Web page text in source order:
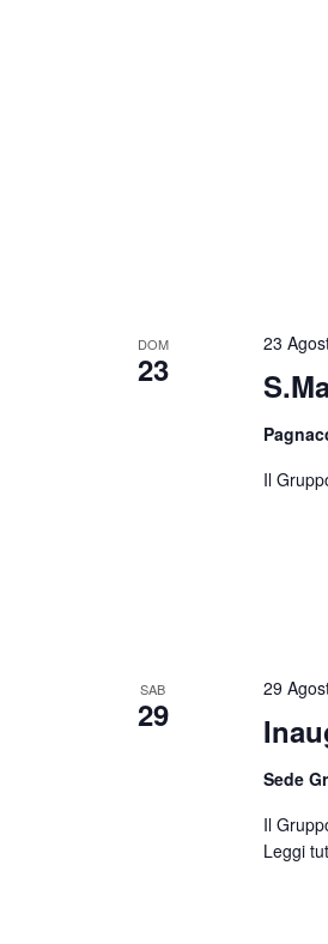
DOM
23
23
Il
SAB
29
29
Sede
Il
Leggi